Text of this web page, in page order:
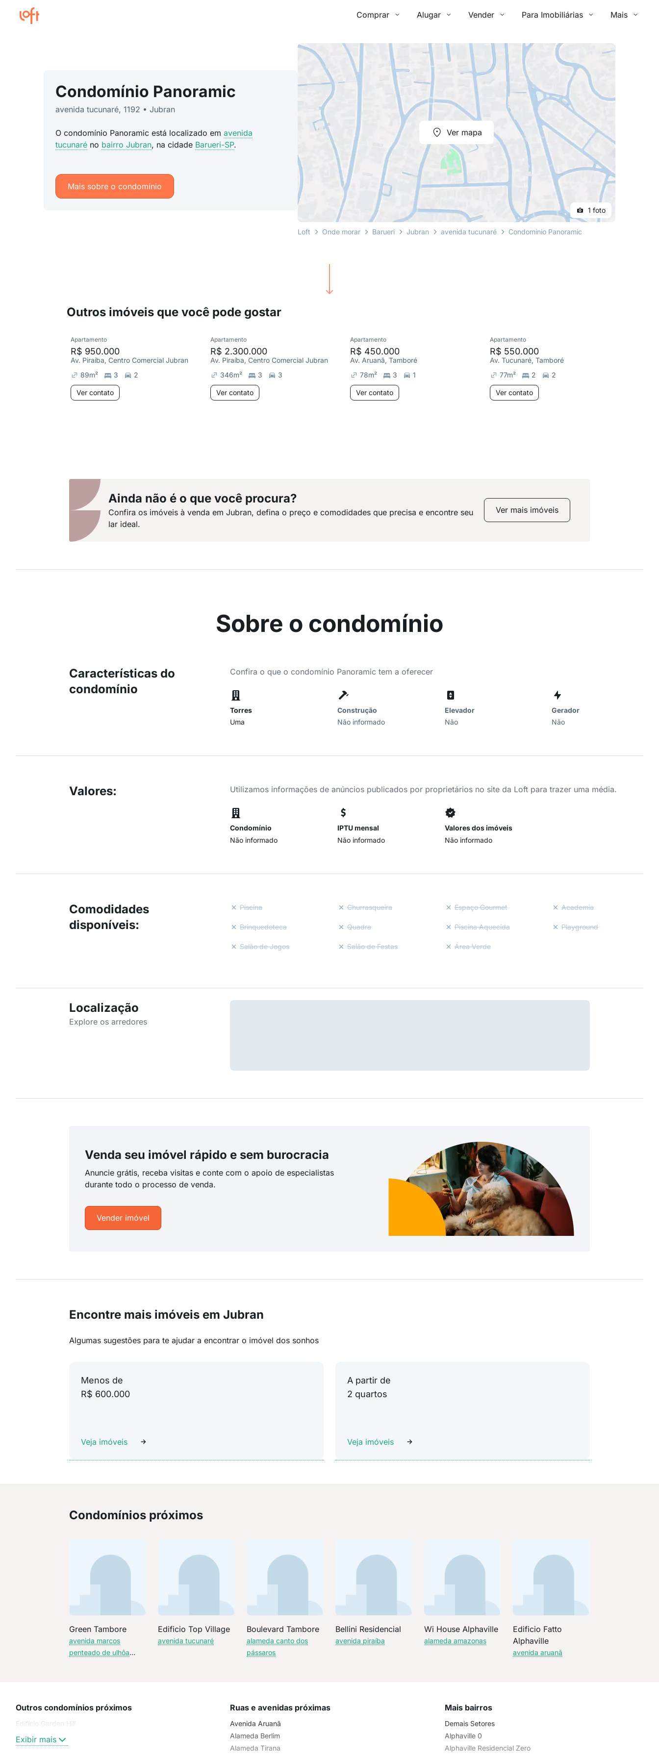
Comprar Alugar Vender Para Imobiliárias Mais
Condomínio Panoramic
avenida tucunaré, 1192 • Jubran
O condomínio Panoramic está localizado em avenida
tucunaréno bairro Jubran, na cidade Barueri-SP.
Mais sobre o condomínio
Ver mapa
1 foto
Loft Onde morar Barueri Jubran avenida tucunaré Condomínio Panoramic
Outros imóveis que você pode gostar
Apartamento
R$ 950.000
Av. Piraíba, Centro Comercial Jubran
89m² 3 2
Ver contato
Apartamento
R$ 2.300.000
Av. Piraíba, Centro Comercial Jubran
346m² 3 3
Ver contato
Apartamento
R$ 450.000
Av. Aruanã, Tamboré
78m² 3 1
Ver contato
Apartamento
R$ 550.000
Av. Tucunaré, Tamboré
77m² 2 2
Ver contato
Ainda não é o que você procura?
Confira os imóveis à venda em Jubran, defina o preço e comodidades que precisa e encontre seu
lar ideal.
Ver mais imóveis
Sobre o condomínio
Características do
condomínio
Confira o que o condomínio Panoramic tem a oferecer
Torres
Uma
Construção
Não informado
Elevador
Não
Gerador
Não
Valores: Utilizamos informações de anúncios publicados por proprietários no site da Loft para trazer uma média.
Condomínio
Não informado
IPTU mensal
Não informado
Valores dos imóveis
Não informado
Comodidades
disponíveis:
Piscina Churrasqueira Espaço Gourmet Academia
Brinquedoteca Quadra Piscina Aquecida Playground
Salão de Jogos Salão de Festas Área Verde
Localização
Explore os arredores
Venda seu imóvel rápido e sem burocracia
Anuncie grátis, receba visitas e conte com o apoio de especialistas
durante todo o processo de venda.
Vender imóvel
Encontre mais imóveis em Jubran
Algumas sugestões para te ajudar a encontrar o imóvel dos sonhos
Menos de
R$ 600.000
Veja imóveis
A partir de
2 quartos
Veja imóveis
Condomínios próximos
Green Tambore
avenida marcos
penteado de ulhôa
Edificio Top Village
avenida tucunaré
Boulevard Tambore
alameda canto dos
pássaros
Bellini Residencial
avenida piraíba
Wi House Alphaville
alameda amazonas
Edificio Fatto
Alphaville
avenida aruanã
Outros condomínios próximos
Edifício Garden Hill
Exibir mais
Ruas e avenidas próximas
Avenida Aruanã
Alameda Berlim
Alameda Tirana
Mais bairros
Demais Setores
Alphaville 0
Alphaville Residencial Zero